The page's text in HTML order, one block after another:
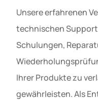
Unsere erfahrenen
technischen
Schulungen,
Ihrer Produkte zu
gewährleisten. Als